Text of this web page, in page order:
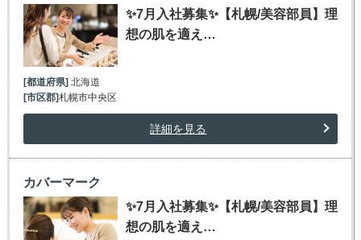
✨7月入社募集✨【札幌/美容部員】理
想の肌を適え…
[都道府県] 北海道
[市区郡]札幌市中央区
詳細を見る
カバーマーク
✨7月入社募集✨【札幌/美容部員】理
想の肌を適え…